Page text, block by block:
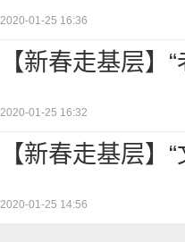
2020-01-25 16:36
【新春走基层】
2020-01-25 16:32
【新春走基层】
2020-01-25 14:56